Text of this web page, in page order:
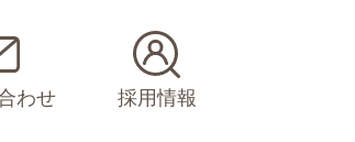
わせ 採用情報